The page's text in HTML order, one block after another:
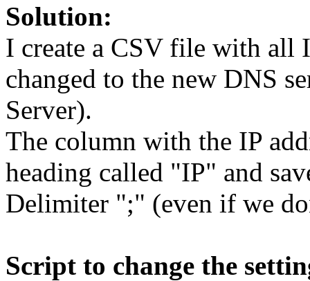
Solution:
I create a CSV file with all
changed to the new DNS
Server).
The column with the IP
heading called "IP" and
Delimiter ";" (even if we
Script to change the